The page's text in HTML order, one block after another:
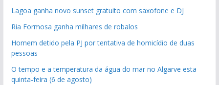
Lagoa ganha novo sunset gratuito com saxofone e DJ
Ria Formosa ganha milhares de robalos
Homem detido pela PJ por tentativa de homicídio de duas
pessoas
O tempo e a temperatura da água do mar no Algarve esta
quinta-feira (6 de agosto)